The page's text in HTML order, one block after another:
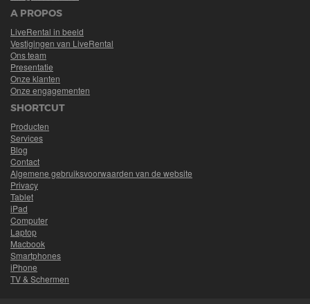
A PROPOS
LiveRental in beeld
Vestigingen van LiveRental
Ons team
Presentatie
Onze klanten
Onze engagementen
SHORTCUT
Producten
Services
Blog
Contact
Algemene gebruiksvoorwaarden van de website
Privacy
Tablet
iPad
Computer
Laptop
Macbook
Smartphones
iPhone
TV & Schermen